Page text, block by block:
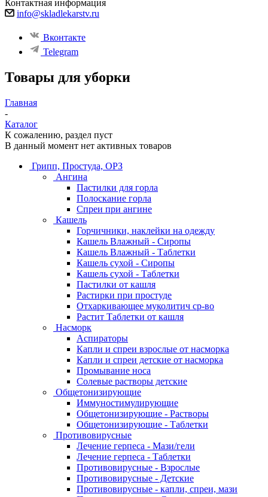
Контактная информация
info@skladlekarstv.ru
Вконтакте
Telegram
Товары для уборки
Главная
-
Каталог
К сожалению, раздел пуст
В данный момент нет активных товаров
Грипп, Простуда, ОРЗ
Ангина
Пастилки для горла
Полоскание горла
Спреи при ангине
Кашель
Горчичники, наклейки на одежду
Кашель Влажный - Сиропы
Кашель Влажный - Таблетки
Кашель сухой - Сиропы
Кашель сухой - Таблетки
Пастилки от кашля
Растирки при простуде
Отхаркивающее муколитич ср-во
Растит Таблетки от кашля
Насморк
Аспираторы
Капли и спреи взрослые от насморка
Капли и спреи детские от насморка
Промывание носа
Солевые растворы детские
Общетонизирующие
Иммуностимулирующие
Общетонизирующие - Растворы
Общетонизирующие - Таблетки
Противовирусные
Лечение герпеса - Мази/гели
Лечение герпеса - Таблетки
Противовирусные - Взрослые
Противовирусные - Детские
Противовирусные - капли, спреи, мази